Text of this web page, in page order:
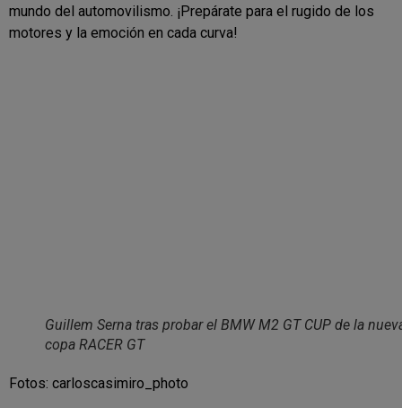
mundo del automovilismo. ¡Prepárate para el rugido de los
motores y la emoción en cada curva!
Guillem Serna tras probar el BMW M2 GT CUP de la
copa RACER GT
Fotos: carloscasimiro_photo